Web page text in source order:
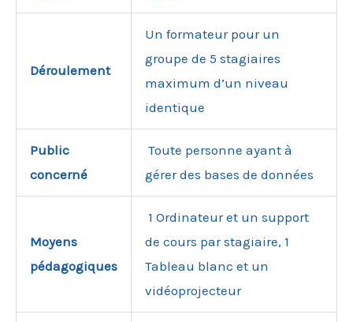
Déroulement
Un formateur pour un
groupe de 5 stagiaires
maximum d’un niveau
identique
Public
concerné
Toute personne ayant à
gérer des bases de données
Moyens
pédagogiques
1 Ordinateur et un support
de cours par stagiaire, 1
Tableau blanc et un
vidéoprojecteur